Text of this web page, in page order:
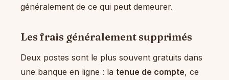
généralement de ce qui peut demeurer.
Les frais généralement supprimés
Deux postes sont le plus souvent gratuits dans
une banque en ligne : la tenue de compte, ce